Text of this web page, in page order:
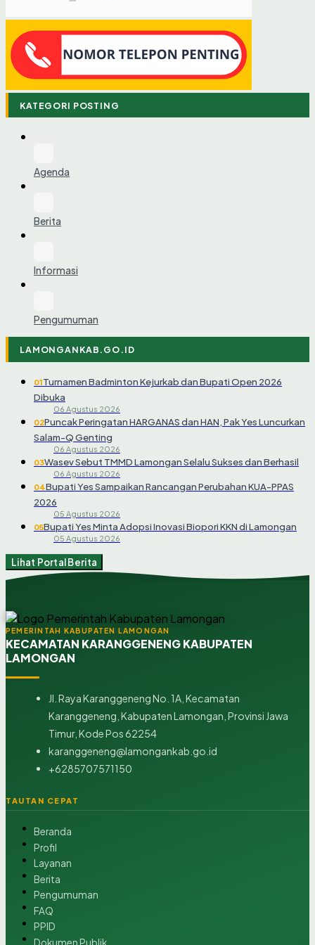
KATEGORI POSTING
Agenda
Berita
Informasi
Pengumuman
LAMONGANKAB.GO.ID
01Turnamen Badminton Kejurkab dan Bupati Open 2026
Dibuka
06 Agustus 2026
02Puncak Peringatan HARGANAS dan HAN, Pak Yes Luncurkan
Salam-Q Genting
06 Agustus 2026
03Wasev Sebut TMMD Lamongan Selalu Sukses dan Berhasil
06 Agustus 2026
04Bupati Yes Sampaikan Rancangan Perubahan KUA-PPAS
2026
05 Agustus 2026
05Bupati Yes Minta Adopsi Inovasi Biopori KKN di Lamongan
05 Agustus 2026
Lihat Portal Berita
PEMERINTAH KABUPATEN LAMONGAN
KECAMATAN KARANGGENENG KABUPATEN
LAMONGAN
Jl. Raya Karanggeneng No. 1A, Kecamatan
Karanggeneng, Kabupaten Lamongan, Provinsi Jawa
Timur, Kode Pos 62254
karanggeneng@lamongankab.go.id
+6285707571150
TAUTAN CEPAT
Beranda
Profil
Layanan
Berita
Pengumuman
FAQ
PPID
Dokumen Publik